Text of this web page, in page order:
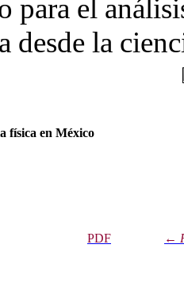
para el
desde la
física en México
PDF ←